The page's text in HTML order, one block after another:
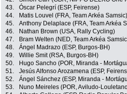
43.
Óscar Pelegrí (ESP, Feirense)
44.
Matis Louvel (FRA, Team Arkéa Samsic)
45.
Anthony Delaplace (FRA, Team Arkéa
46.
Nathan Brown (USA, Rally Cycling)
47.
Bram Welten (NED, Team Arkéa
48.
Ángel Madrazo (ESP, Burgos-BH)
49.
Willie Smit (RSA, Burgos-BH)
50.
Hugo Sancho (POR, Miranda -
51.
Jesús Alfonso Arozamena (ESP,
52.
Ángel Sánchez (ESP, Miranda -
53.
Nuno Meireles (POR, Aviludo-